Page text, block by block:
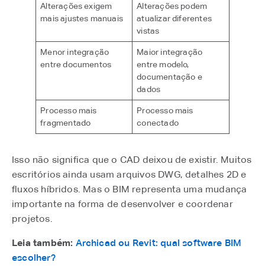
Alterações exigem
mais ajustes manuais
Alterações podem
atualizar diferentes
vistas
Menor integração
entre documentos
Maior integração
entre modelo,
documentação e
dados
Processo mais
fragmentado
Processo mais
conectado
Isso não significa que o CAD deixou de existir. Muitos
escritórios ainda usam arquivos DWG, detalhes 2D e
fluxos híbridos. Mas o BIM representa uma mudança
importante na forma de desenvolver e coordenar
projetos.
Leia também: Archicad ou Revit: qual software BIM
escolher?